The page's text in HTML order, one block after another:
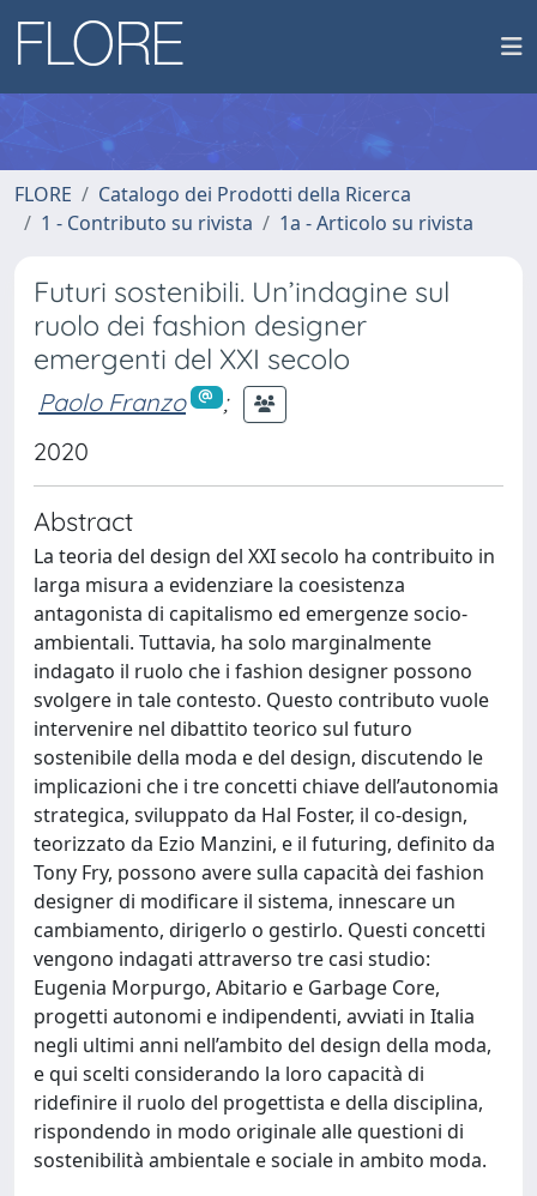
FLORE
Catalogo dei Prodotti della Ricerca
1 - Contributo su rivista
1a - Articolo su rivista
Futuri sostenibili. Un’indagine sul
ruolo dei fashion designer
emergenti del XXI secolo
Paolo Franzo
;
2020
Abstract
La teoria del design del XXI secolo ha contribuito in
larga misura a evidenziare la coesistenza
antagonista di capitalismo ed emergenze socio-
ambientali. Tuttavia, ha solo marginalmente
indagato il ruolo che i fashion designer possono
svolgere in tale contesto. Questo contributo vuole
intervenire nel dibattito teorico sul futuro
sostenibile della moda e del design, discutendo le
implicazioni che i tre concetti chiave dell’autonomia
strategica, sviluppato da Hal Foster, il co-design,
teorizzato da Ezio Manzini, e il futuring, definito da
Tony Fry, possono avere sulla capacità dei fashion
designer di modificare il sistema, innescare un
cambiamento, dirigerlo o gestirlo. Questi concetti
vengono indagati attraverso tre casi studio:
Eugenia Morpurgo, Abitario e Garbage Core,
progetti autonomi e indipendenti, avviati in Italia
negli ultimi anni nell’ambito del design della moda,
e qui scelti considerando la loro capacità di
ridefinire il ruolo del progettista e della disciplina,
rispondendo in modo originale alle questioni di
sostenibilità ambientale e sociale in ambito moda.